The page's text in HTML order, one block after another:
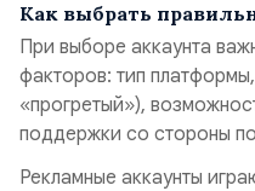
Как выбрать
При выборе аккаунта
факторов: тип
«прогретый»),
поддержки со стороны
Рекламные аккаунты